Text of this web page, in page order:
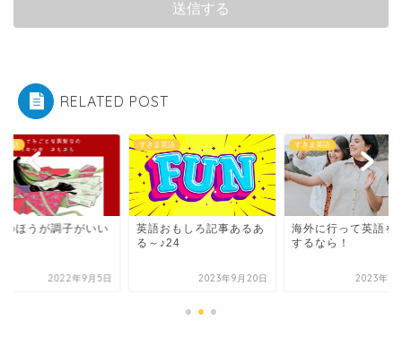
RELATED POST
英語
のほうが調子がいい
2022年9月5日
すきま英語
英語おもしろ記事あるあ
る～♪24
2023年9月20日
すきま英語
海外に行って英語を
するなら！
2023年10